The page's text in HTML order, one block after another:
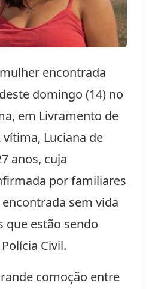
encontrada
domingo (14) no
em Livramento de
vítima, Luciana de
anos, cuja
por familiares
sem vida
que estão sendo
Civil.
comoção entre